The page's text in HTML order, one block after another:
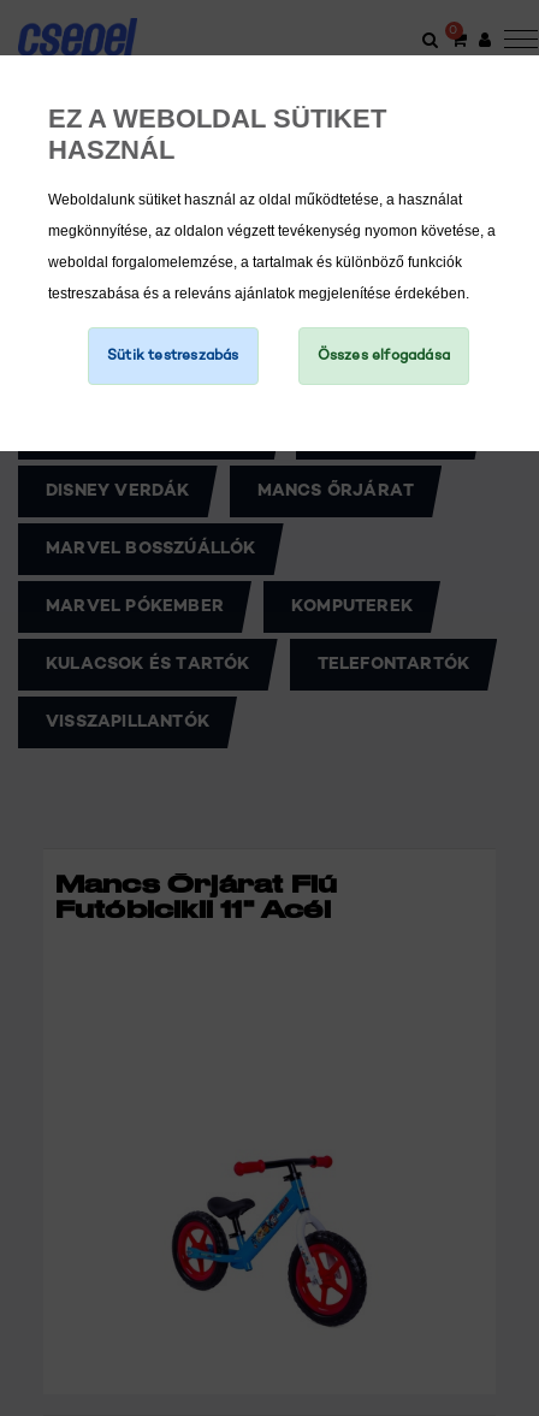
EZ A WEBOLDAL SÜTIKET
HASZNÁL
Weboldalunk sütiket használ az oldal működtetése, a használat
megkönnyítése, az oldalon végzett tevékenység nyomon követése, a
weboldal forgalomelemzése, a tartalmak és különböző funkciók
testreszabása és a releváns ajánlatok megjelenítése érdekében.
Sütik testreszabás Összes elfogadása
0
EGYÉB KIEGÉSZÍTŐ
Nézd meg a termékeket!
Kategóriák
DISNEY MICKEY DISNEY MINNIE
DISNEY VERDÁK MANCS ŐRJÁRAT
MARVEL BOSSZÚÁLLÓK
MARVEL PÓKEMBER KOMPUTEREK
KULACSOK ÉS TARTÓK TELEFONTARTÓK
VISSZAPILLANTÓK
Mancs Őrjárat Fiú
Futóbicikli 11" Acél